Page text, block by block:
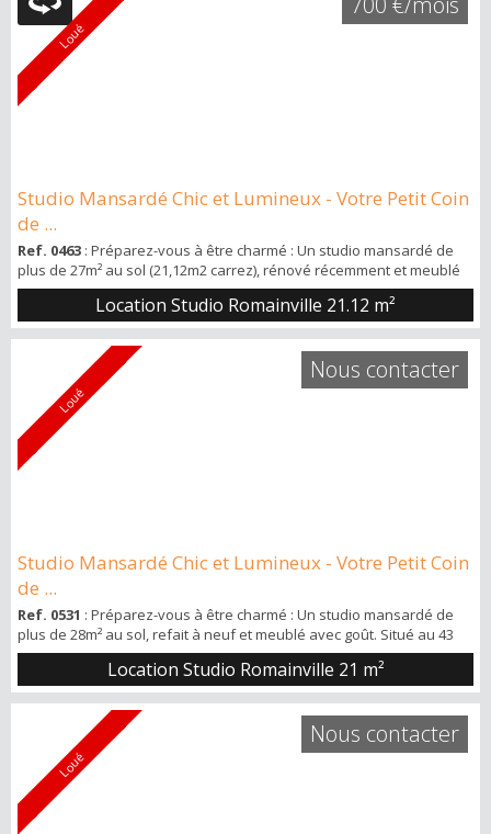
douche. Loué meublé et...
Loué
Studio Mansardé Chic et Lumineux - Votre Petit Coin
de ...
Ref. 0463 : Préparez-vous à être charmé : Un studio mansardé de
plus de 27m² au sol (21,12m2 carrez), rénové récemment et meublé
avec goût. Situé au 43 rue de la Liberté, à la frontière des Lilas et à
un saut de puce du futur métro Serge Gainsbourg. Niché au 2ème
et dernier étage d'un petit immeuble coquet, ce studio est une perle
rare dans une cour privée. L'appartement en détails : • Un espace
Location Studio Romainville 21.12 m²
Loué
Studio Mansardé Chic et Lumineux - Votre Petit Coin
de ...
Ref. 0531 : Préparez-vous à être charmé : Un studio mansardé de
plus de 28m² au sol, refait à neuf et meublé avec goût. Situé au 43
rue de la Liberté, à la frontière des Lilas et à un saut de puce du
futur métro Serge Gainsbourg. Niché au 2ème et dernier étage d'un
petit immeuble coquet, ce studio est une perle rare dans une cour
privée. L'appartement en détails : •Un espace de vie aéré et
lumineux...
Location Studio Romainville 21 m²
Nous contacter
Loué
Nous contacter